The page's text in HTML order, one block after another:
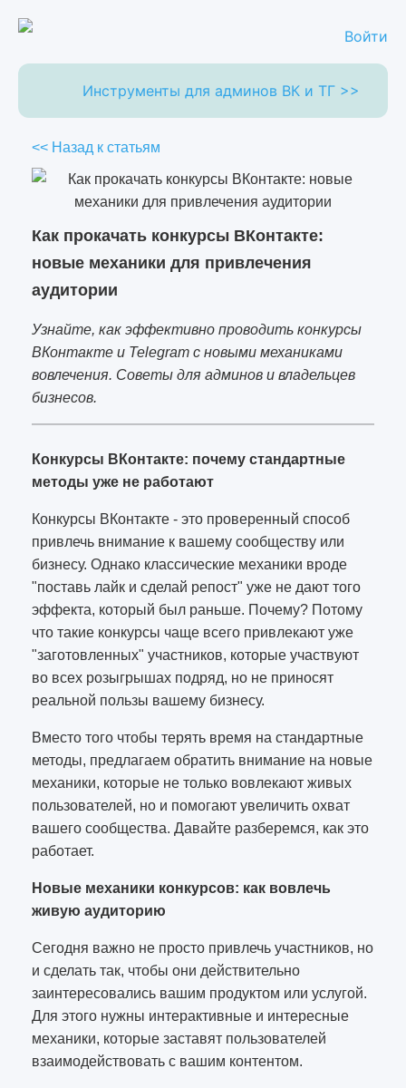
Войти
Инструменты для админов ВК и ТГ >>
<< Назад к статьям
Как прокачать конкурсы ВКонтакте:
новые механики для привлечения
аудитории
Узнайте, как эффективно проводить конкурсы
ВКонтакте и Telegram с новыми механиками
вовлечения. Советы для админов и владельцев
бизнесов.
Конкурсы ВКонтакте: почему стандартные
методы уже не работают
Конкурсы ВКонтакте - это проверенный способ
привлечь внимание к вашему сообществу или
бизнесу. Однако классические механики вроде
"поставь лайк и сделай репост" уже не дают того
эффекта, который был раньше. Почему? Потому
что такие конкурсы чаще всего привлекают уже
"заготовленных" участников, которые участвуют
во всех розыгрышах подряд, но не приносят
реальной пользы вашему бизнесу.
Вместо того чтобы терять время на стандартные
методы, предлагаем обратить внимание на новые
механики, которые не только вовлекают живых
пользователей, но и помогают увеличить охват
вашего сообщества. Давайте разберемся, как это
работает.
Новые механики конкурсов: как вовлечь
живую аудиторию
Сегодня важно не просто привлечь участников, но
и сделать так, чтобы они действительно
заинтересовались вашим продуктом или услугой.
Для этого нужны интерактивные и интересные
механики, которые заставят пользователей
взаимодействовать с вашим контентом.